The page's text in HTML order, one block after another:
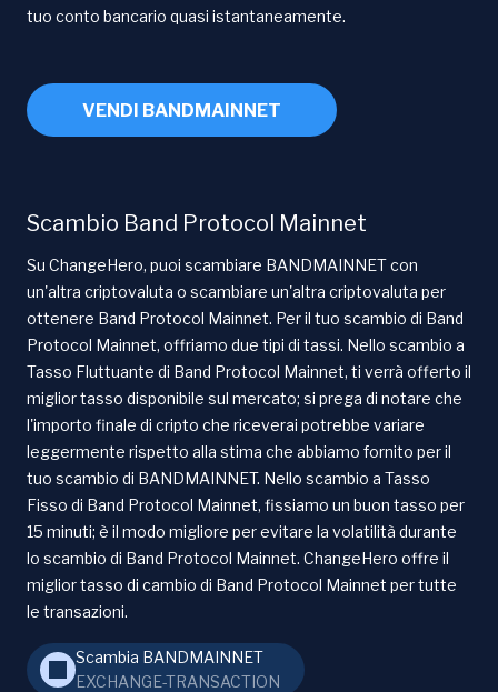
tuo conto bancario quasi istantaneamente.
VENDI BANDMAINNET
Scambio Band Protocol Mainnet
Su ChangeHero, puoi scambiare BANDMAINNET con
un'altra criptovaluta o scambiare un'altra criptovaluta per
ottenere Band Protocol Mainnet. Per il tuo scambio di Band
Protocol Mainnet, offriamo due tipi di tassi. Nello scambio a
Tasso Fluttuante di Band Protocol Mainnet, ti verrà offerto il
miglior tasso disponibile sul mercato; si prega di notare che
l'importo finale di cripto che riceverai potrebbe variare
leggermente rispetto alla stima che abbiamo fornito per il
tuo scambio di BANDMAINNET. Nello scambio a Tasso
Fisso di Band Protocol Mainnet, fissiamo un buon tasso per
15 minuti; è il modo migliore per evitare la volatilità durante
lo scambio di Band Protocol Mainnet. ChangeHero offre il
miglior tasso di cambio di Band Protocol Mainnet per tutte
le transazioni.
Scambia BANDMAINNET
EXCHANGE-TRANSACTION